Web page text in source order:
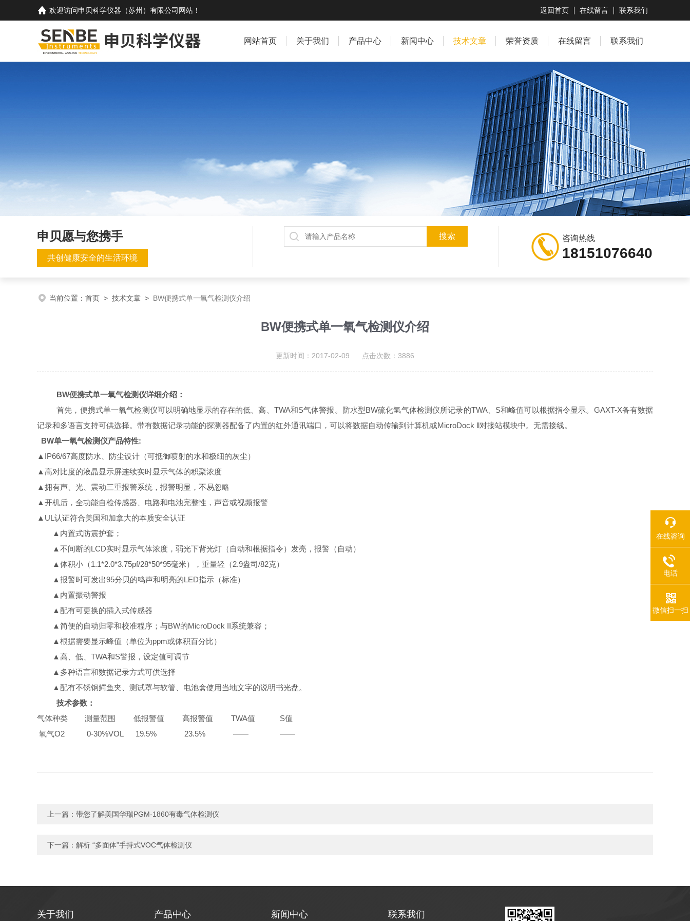
欢迎访问申贝科学仪器（苏州）有限公司 网站！ 返回首页 在线留言 联系我们
网站首页 关于我们 产品中心 新闻中心 技术文章 荣誉资质 在线留言 联系我们
申贝愿与您携手
共创健康安全的生活环境
咨询热线
18151076640
当前位置： 首页 > 技术文章 > BW便携式单一氧气检测仪介绍
BW便携式单一氧气检测仪介绍
更新时间：2017-02-09 点击次数：3886
BW便携式单一氧气检测仪详细介绍：
首先，便携式单一氧气检测仪可以明确地显示的存在的低、高、 TWA和S气体警报。防水型BW硫化氢气体检测仪所记录的TWA、 S和峰值可以根据指令显示。 GAXT-X备有数据
记录和多语言支持可供选择。带有数据记录功能的探测器配备了内置的红外通讯端口，可以将数据自动传输到计算机或MicroDock ll对接站模块中。无需接线。
BW单一氧气检测仪产品特性:
▲ IP66/67高度防水、防尘设计（可抵御喷射的水和极细的灰尘）
▲高对比度的液晶显示屏连续实时显示气体的积聚浓度
▲拥有声、光、震动三重报警系统，报警明显，不易忽略
▲开机后，全功能自检传感器、电路和电池完整性，声音或视频报警
▲ UL认证符合美国和加拿大的本质安全认证
▲内置式防震护套；
▲不间断的LCD实时显示气体浓度，弱光下背光灯（自动和根据指令）发亮，报警（自动）
▲体积小（1.1*2.0*3.75pf/28*50*95毫米），重量轻（2.9盎司/82克）
▲报警时可发出95分贝的鸣声和明亮的LED指示（标准）
▲内置振动警报
▲配有可更换的插入式传感器
▲简便的自动归零和校准程序；与BW的MicroDock II系统兼容；
▲根据需要显示峰值（单位为ppm或体积百分比）
▲高、低、 TWA和S警报，设定值可调节
▲多种语言和数据记录方式可供选择
▲配有不锈钢鳄鱼夹、测试罩与软管、电池盒使用当地文字的说明书光盘。
技术参数：
气体种类
测量范围 低报警值 高报警值 TWA值 S值
氧气O2 0-30%VOL 19.5% 23.5% —— ——
上一篇： 带您了解美国华瑞PGM-1860有毒气体检测仪
下一篇： 解析 “多面体”手持式VOC气体检测仪
关于我们 产品中心 新闻中心 联系我们
在线咨询
电话
微信扫一扫